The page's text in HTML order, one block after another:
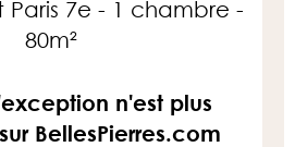
7e - 1 chambre -
80m²
n'est plus
BellesPierres.com